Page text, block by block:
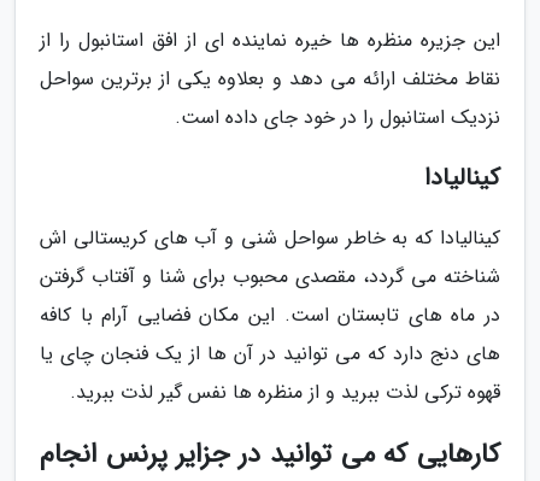
این جزیره منظره ها خیره نماینده ای از افق استانبول را از
نقاط مختلف ارائه می دهد و بعلاوه یکی از برترین سواحل
نزدیک استانبول را در خود جای داده است.
کینالیادا
کینالیادا که به خاطر سواحل شنی و آب های کریستالی اش
شناخته می گردد، مقصدی محبوب برای شنا و آفتاب گرفتن
در ماه های تابستان است. این مکان فضایی آرام با کافه
های دنج دارد که می توانید در آن ها از یک فنجان چای یا
قهوه ترکی لذت ببرید و از منظره ها نفس گیر لذت ببرید.
کارهایی که می توانید در جزایر پرنس انجام